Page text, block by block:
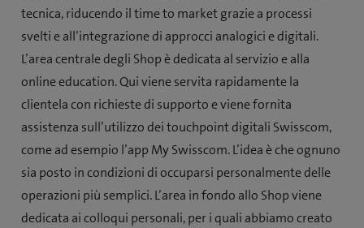
tecnica, riducendo il time to market grazie a processi
svelti e all’integrazione di approcci analogici e digitali.
L’area centrale degli Shop è dedicata al servizio e alla
online education. Qui viene servita rapidamente la
clientela con richieste di supporto e viene fornita
assistenza sull’utilizzo dei touchpoint digitali Swisscom,
come ad esempio l’app My Swisscom. L’idea è che ognuno
sia posto in condizioni di occuparsi personalmente delle
operazioni più semplici. L’area in fondo allo Shop viene
dedicata ai colloqui personali, per i quali abbiamo creato